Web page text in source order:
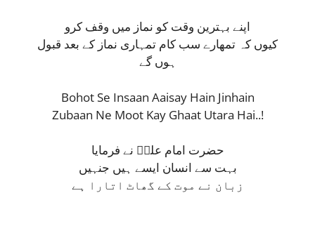
اپنے بہترین وقت کو نماز میں وقف کرو
کیوں کہ تمھارے سب کام تمہاری نماز کے بعد قبول
ہوں گے
Bohot Se Insaan Aaisay Hain Jinhain
Zubaan Ne Moot Kay Ghaat Utara Hai..!
حضرت امام علیؓ نے فرمایا
بہت سے انسان ایسے ہیں جنہیں
زبان نے موت کے گھاٹ اتارا ہے